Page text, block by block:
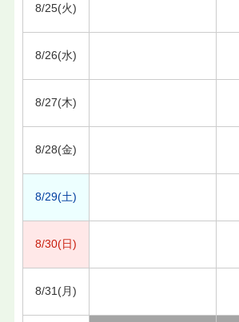
8/25(火)
8/26(水)
8/27(木)
8/28(金)
8/29(土)
8/30(日)
8/31(月)